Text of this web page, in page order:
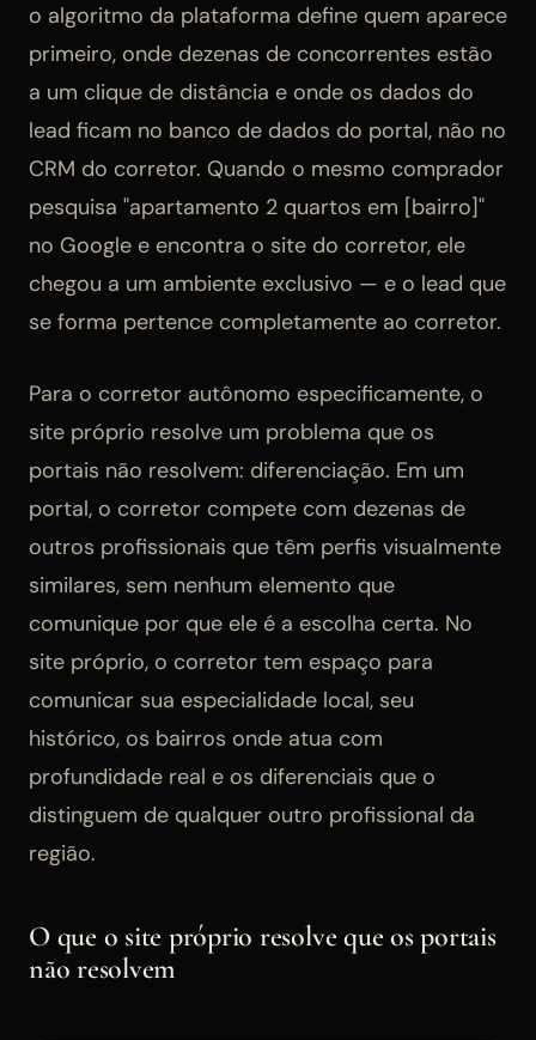
o algoritmo da plataforma define quem aparece
primeiro, onde dezenas de concorrentes estão
a um clique de distância e onde os dados do
lead ficam no banco de dados do portal, não no
CRM do corretor. Quando o mesmo comprador
pesquisa "apartamento 2 quartos em [bairro]"
no Google e encontra o site do corretor, ele
chegou a um ambiente exclusivo — e o lead que
se forma pertence completamente ao corretor.
Para o corretor autônomo especificamente, o
site próprio resolve um problema que os
portais não resolvem: diferenciação. Em um
portal, o corretor compete com dezenas de
outros profissionais que têm perfis visualmente
similares, sem nenhum elemento que
comunique por que ele é a escolha certa. No
site próprio, o corretor tem espaço para
comunicar sua especialidade local, seu
histórico, os bairros onde atua com
profundidade real e os diferenciais que o
distinguem de qualquer outro profissional da
região.
O que o site próprio resolve que os portais
não resolvem